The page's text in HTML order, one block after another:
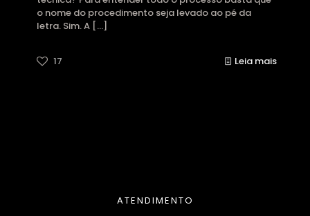
o nome do procedimento seja levado ao pé da
letra. Sim. A […]
17 Leia mais
ATENDIMENTO